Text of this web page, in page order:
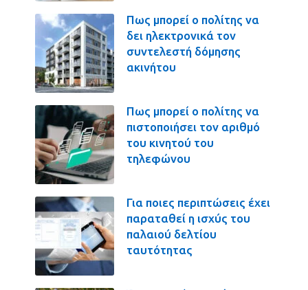
Πως μπορεί ο πολίτης να
δει ηλεκτρονικά τον
συντελεστή δόμησης
ακινήτου
Πως μπορεί ο πολίτης να
πιστοποιήσει τον αριθμό
του κινητού του
τηλεφώνου
Για ποιες περιπτώσεις έχει
παραταθεί η ισχύς του
παλαιού δελτίου
ταυτότητας